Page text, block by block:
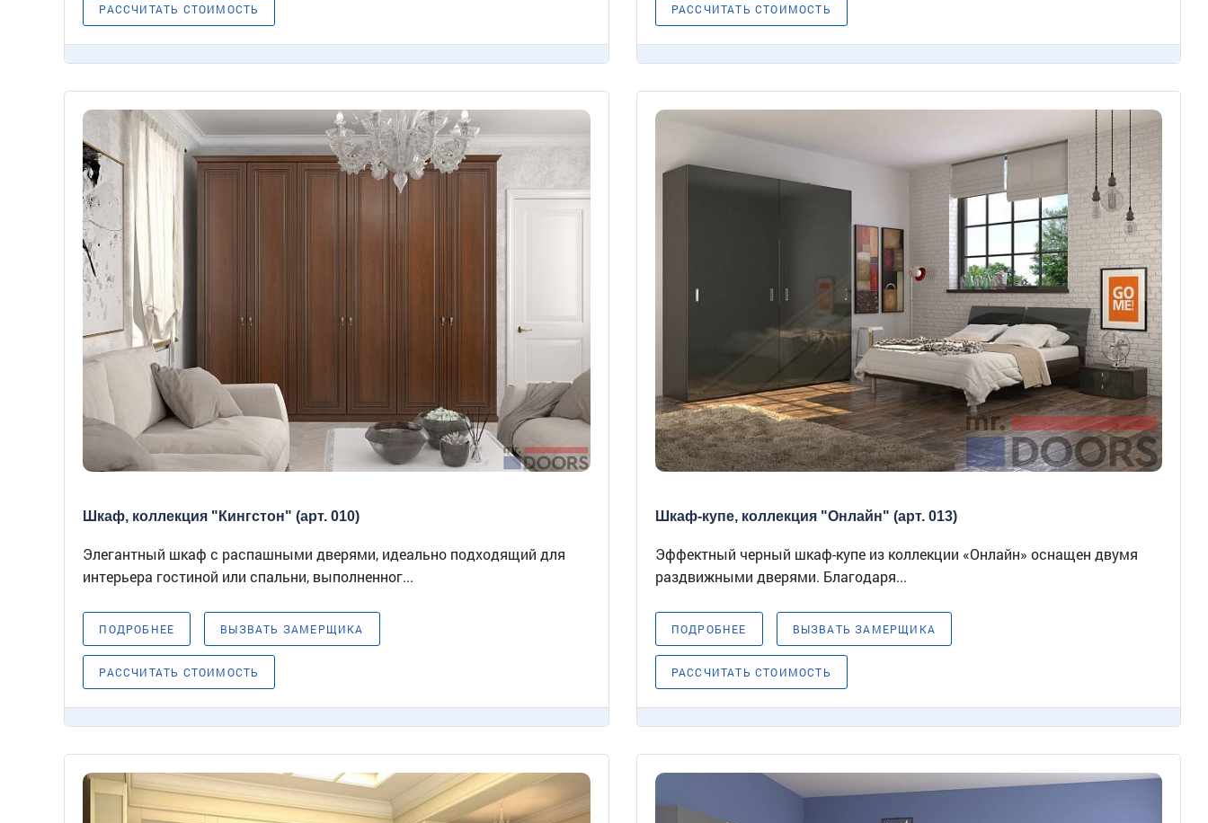
РАССЧИТАТЬ СТОИМОСТЬ РАССЧИТАТЬ СТОИМОСТЬ
Шкаф, коллекция "Кингстон" (арт. 010)
Элегантный шкаф с распашными дверями, идеально подходящий для
интерьера гостиной или спальни, выполненног...
ПОДРОБНЕЕ ВЫЗВАТЬ ЗАМЕРЩИКА
РАССЧИТАТЬ СТОИМОСТЬ
Шкаф-купе, коллекция "Онлайн" (арт. 013)
Эффектный черный шкаф-купе из коллекции «Онлайн» оснащен двумя
раздвижными дверями. Благодаря...
ПОДРОБНЕЕ ВЫЗВАТЬ ЗАМЕРЩИКА
РАССЧИТАТЬ СТОИМОСТЬ